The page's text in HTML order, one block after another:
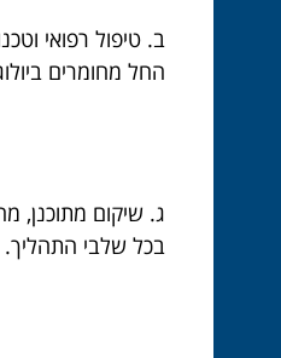
ב. טיפול רפואי
החל מחומרים
ג. שיקום מתוכנן,
בכל שלבי התהליך.